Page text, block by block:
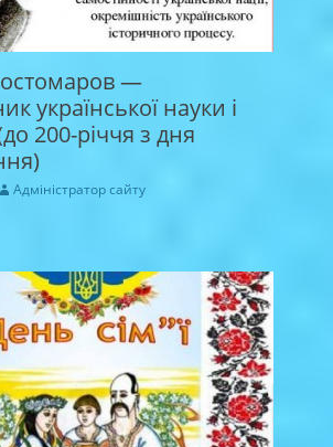
—
української науки і
200-річчя з дня
Author
Адміністратор сайту